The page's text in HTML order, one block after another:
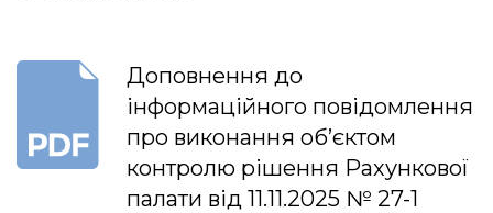
Доповнення до
інформаційного повідомлення
про виконання об’єктом
контролю рішення Рахункової
палати від 11.11.2025 № 27-1